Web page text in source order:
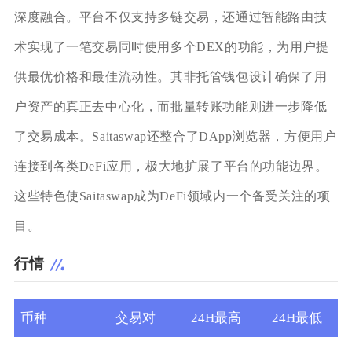
深度融合。平台不仅支持多链交易，还通过智能路由技
术实现了一笔交易同时使用多个DEX的功能，为用户提
供最优价格和最佳流动性。其非托管钱包设计确保了用
户资产的真正去中心化，而批量转账功能则进一步降低
了交易成本。Saitaswap还整合了DApp浏览器，方便用户
连接到各类DeFi应用，极大地扩展了平台的功能边界。
这些特色使Saitaswap成为DeFi领域内一个备受关注的项
目。
行情
币种 交易对 24H最高 24H最低